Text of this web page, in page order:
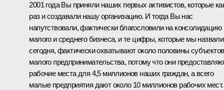
2001 года Вы приняли наших первых активистов, которые
раз и создавали нашу организацию. И тогда Вы нас
напутствовали, фактически благословили на консолидацию
малого и среднего бизнеса, и те цифры, которые мы назвали
сегодня, фактически охватывают около половины субъектов
малого предпринимательства, потому что они
рабочие места для 4,5 миллионов наших граждан, а всего
малые предприятия дают около 10 миллионов рабочих мест.